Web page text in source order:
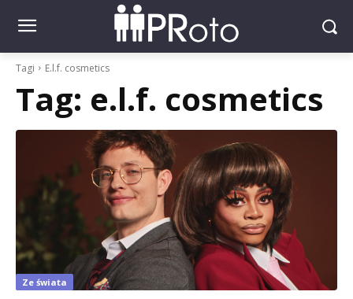
Tagi E.l.f. cosmetics
Tag: e.l.f. cosmetics
Ze świata